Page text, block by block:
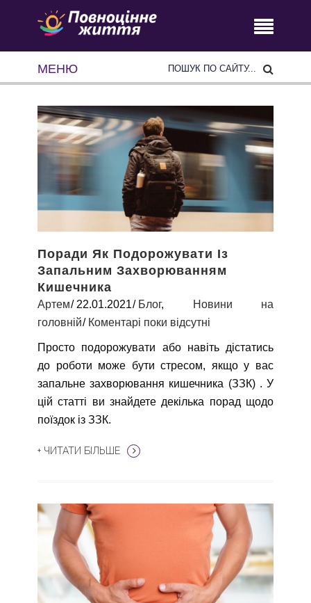
МЕНЮ
Поради Як Подорожувати Із
Запальним Захворюванням
Кишечника
Артем 22.01.2021 Блог,
Новини на
головній
Коментарі поки відсутні
Просто подорожувати або навіть дістатись
до роботи може бути стресом, якщо у вас
запальне захворювання кишечника (ЗЗК) . У
цій статті ви знайдете декілька порад щодо
поїздок із ЗЗК.
+ ЧИТАТИ БІЛЬШЕ